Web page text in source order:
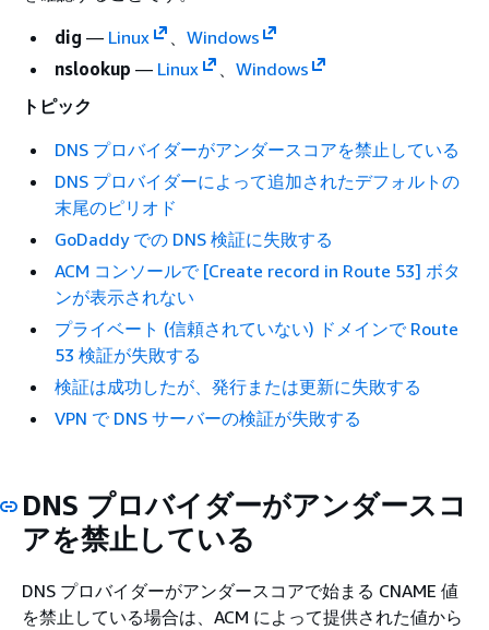
dig — Linux 、 Windows
nslookup — Linux 、 Windows
トピック
DNS プロバイダーがアンダースコアを禁止している
DNS プロバイダーによって追加されたデフォルトの
末尾のピリオド
GoDaddy での DNS 検証に失敗する
ACM コンソールで [Create record in Route 53] ボタ
ンが表示されない
プライベート (信頼されていない) ドメインで Route
53 検証が失敗する
検証は成功したが、発行または更新に失敗する
VPN で DNS サーバーの検証が失敗する
DNS プロバイダーがアンダースコ
アを禁止している
DNS プロバイダーがアンダースコアで始まる CNAME 値
を禁止している場合は、ACM によって提供された値から